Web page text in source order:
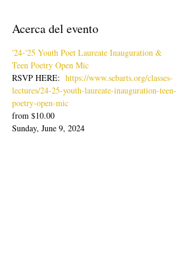
Acerca del evento
'24-'25 Youth Poet Laureate Inauguration &
Teen Poetry Open Mic
RSVP HERE: https://www.sebarts.org/classes-
lectures/24-25-youth-laureate-inauguration-teen-
poetry-open-mic
from $10.00
Sunday, June 9, 2024